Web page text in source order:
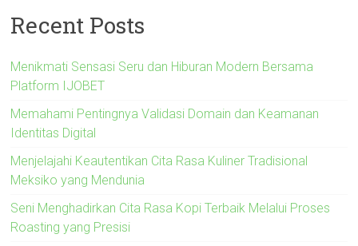
Recent Posts
Menikmati Sensasi Seru dan Hiburan Modern Bersama
Platform IJOBET
Memahami Pentingnya Validasi Domain dan Keamanan
Identitas Digital
Menjelajahi Keautentikan Cita Rasa Kuliner Tradisional
Meksiko yang Mendunia
Seni Menghadirkan Cita Rasa Kopi Terbaik Melalui Proses
Roasting yang Presisi